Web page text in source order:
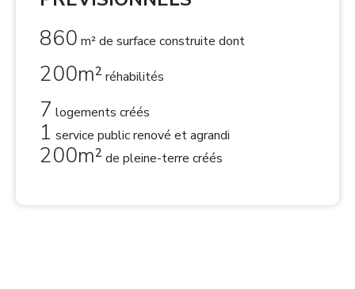
860 m² de surface construite dont
200m²réhabilités
7 logements créés
1 service public renové et agrandi
200m²de pleine-terre créés